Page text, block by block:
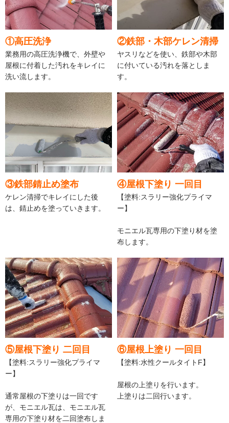
①高圧洗浄
業務用の高圧洗浄機で、外壁や
屋根に付着した汚れをキレイに
洗い流します。
②鉄部・木部ケレン清掃
ヤスリなどを使い、鉄部や木部
に付いている汚れを落としま
す。
③鉄部錆止め塗布
ケレン清掃でキレイにした後
は、錆止めを塗っていきます。
④屋根下塗り 一回目
【塗料:スラリー強化プライマ
ー】
モニエル瓦専用の下塗り材を塗
布します。
⑤屋根下塗り 二回目
【塗料:スラリー強化プライマ
ー】
通常屋根の下塗りは一回です
が、モニエル瓦は、モニエル瓦
専用の下塗り材を二回塗布しま
⑥屋根上塗り 一回目
【塗料:水性クールタイトF】
屋根の上塗りを行います。
上塗りは二回行います。